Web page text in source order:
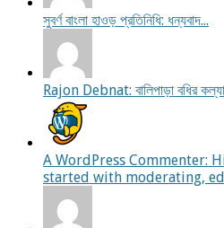
সুবর্ণ বাংলা হাওড় প্রতিনিধি: ধন্যবাদ...
Rajon Debnat: বালিপাড়া বধির
A WordPress Commenter:
started with moderating,